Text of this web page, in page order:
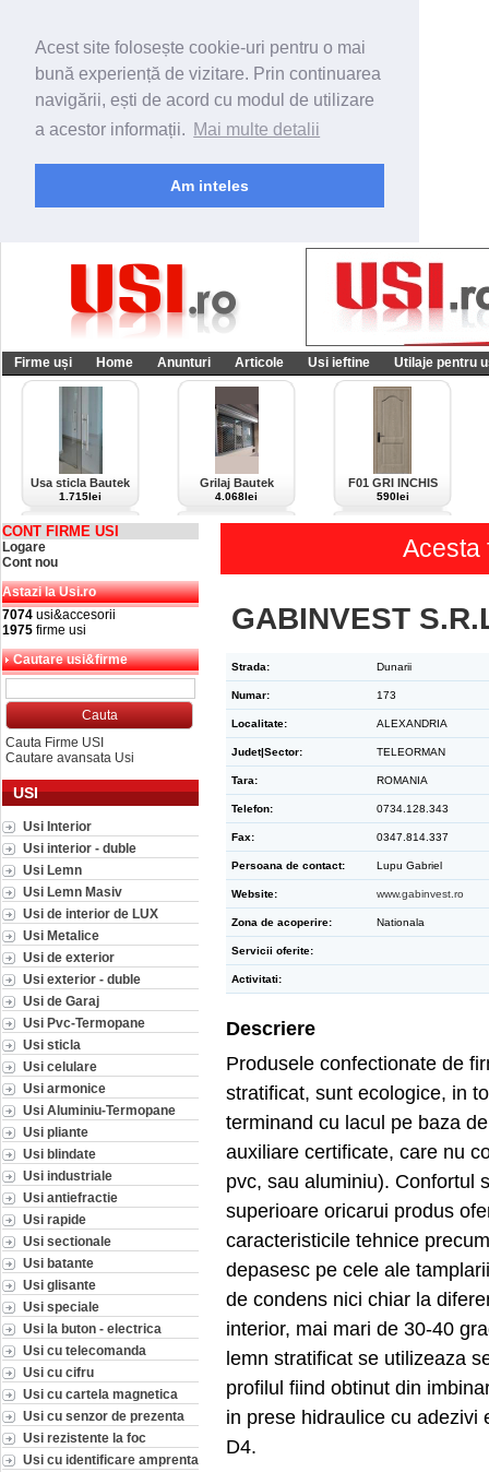
Acest site folosește cookie-uri pentru o mai
bună experiență de vizitare. Prin continuarea
navigării, ești de acord cu modul de utilizare
a acestor informații. Mai multe detalii
Am inteles
Firme uși Home Anunturi Articole Usi ieftine Utilaje pentru
Usa sticla Bautek
1.715lei
Grilaj Bautek
4.068lei
F01 GRI INCHIS
590lei
CONT FIRME USI
Logare
Cont nou
Astazi la Usi.ro
7074 usi&accesorii
1975 firme usi
Cautare usi&firme
Cauta Firme USI
Cautare avansata Usi
USI
Usi Interior
Usi interior - duble
Usi Lemn
Usi Lemn Masiv
Usi de interior de LUX
Usi Metalice
Usi de exterior
Usi exterior - duble
Usi de Garaj
Usi Pvc-Termopane
Usi sticla
Usi celulare
Usi armonice
Usi Aluminiu-Termopane
Usi pliante
Usi blindate
Usi industriale
Usi antiefractie
Usi rapide
Usi sectionale
Usi batante
Usi glisante
Usi speciale
Usi la buton - electrica
Usi cu telecomanda
Usi cu cifru
Usi cu cartela magnetica
Usi cu senzor de prezenta
Usi rezistente la foc
Usi cu identificare amprenta
Acesta
GABINVEST
Strada: Dunarii
Numar: 173
Localitate: ALEXANDRIA
Judet|Sector: TELEORMAN
Tara: ROMANIA
Telefon: 0734.128.343
Fax: 0347.814.337
Persoana de contact: Lupu Gabriel
Website: www.gabinvest.ro
Zona de acoperire: Nationala
Servicii oferite:
Activitati:
Descriere
Produsele confectionate de
stratificat, sunt ecologice, in
terminand cu lacul pe baza
auxiliare certificate, care nu
pvc, sau aluminiu). Confortul
superioare oricarui produs
caracteristicile tehnice
depasesc pe cele ale
de condens nici chiar la
interior, mai mari de 30-40
lemn stratificat se utilizeaza
profilul fiind obtinut din
in prese hidraulice cu adezivi
D4.